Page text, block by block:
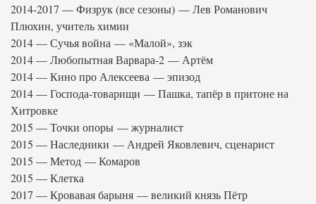
2014-2017 — Физрук (все сезоны) — Лев Романович
Плюхин, учитель химии
2014 — Сучья война — «Малой», зэк
2014 — Любопытная Варвара-2 — Артём
2014 — Кино про Алексеева — эпизод
2014 — Господа-товарищи — Пашка, тапёр в притоне на
Хитровке
2015 — Точки опоры — журналист
2015 — Наследники — Андрей Яковлевич, сценарист
2015 — Метод — Комаров
2015 — Клетка
2017 — Кровавая барыня — великий князь Пётр